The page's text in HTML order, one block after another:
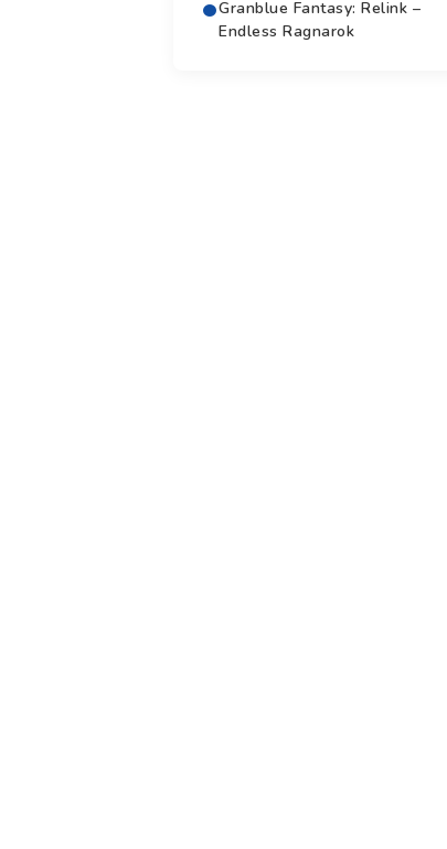
Granblue Fantasy: Relink –
Endless Ragnarok